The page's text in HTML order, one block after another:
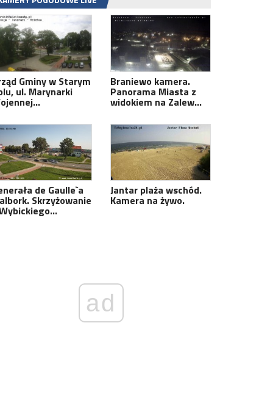
Gminy w Starym
ul. Marynarki
Braniewo kamera.
Panorama Miasta z
widokiem na Zalew…
de Gaulle`a
Skrzyżowanie
Jantar plaża wschód.
Kamera na żywo.
ad